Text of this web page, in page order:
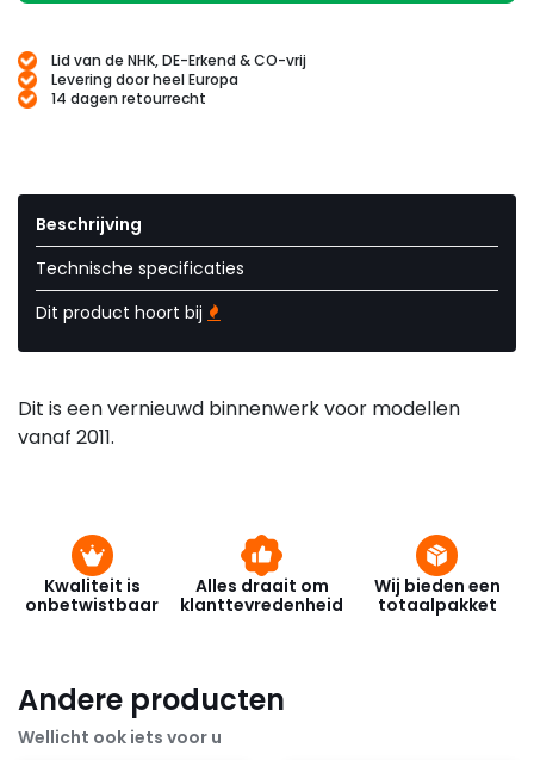
Lid van de NHK, DE-Erkend & CO-vrij
Levering door heel Europa
14 dagen retourrecht
Beschrijving
Technische specificaties
Dit product hoort bij
Dit is een vernieuwd binnenwerk voor modellen
vanaf 2011.
Kwaliteit is
onbetwistbaar
Alles draait om
klanttevredenheid
Wij bieden een
totaalpakket
Andere producten
Wellicht ook iets voor u